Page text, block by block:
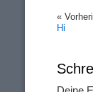
«
Hi